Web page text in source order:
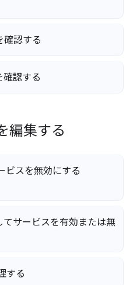
確認する
確認する
編集する
ビスを無効にする
てサービスを有効または無
する